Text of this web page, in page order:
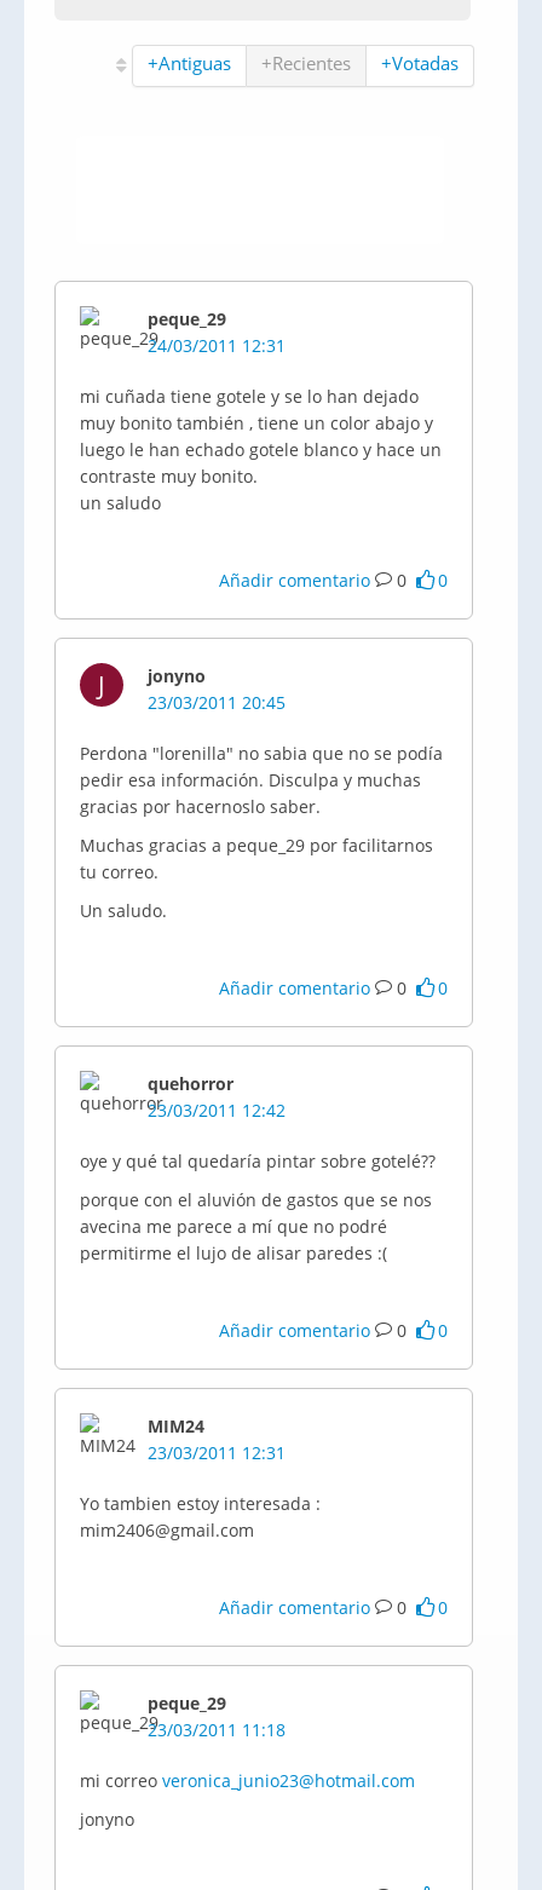
+Antiguas +Recientes +Votadas
peque_29
24/03/2011 12:31
mi cuñada tiene gotele y se lo han dejado
muy bonito también , tiene un color abajo y
luego le han echado gotele blanco y hace un
contraste muy bonito.
un saludo
Añadir comentario 0 0
J
jonyno
23/03/2011 20:45
Perdona "lorenilla" no sabia que no se podía
pedir esa información. Disculpa y muchas
gracias por hacernoslo saber.
Muchas gracias a peque_29 por facilitarnos
tu correo.
Un saludo.
Añadir comentario 0 0
quehorror
23/03/2011 12:42
oye y qué tal quedaría pintar sobre gotelé??
porque con el aluvión de gastos que se nos
avecina me parece a mí que no podré
permitirme el lujo de alisar paredes :(
Añadir comentario 0 0
MIM24
23/03/2011 12:31
Yo tambien estoy interesada :
mim2406@gmail.com
Añadir comentario 0 0
peque_29
23/03/2011 11:18
mi correo veronica_junio23@hotmail.com
jonyno